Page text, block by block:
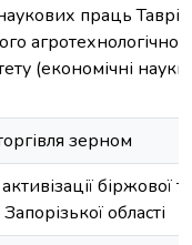
праць
(економічні
зерном
біржової
області